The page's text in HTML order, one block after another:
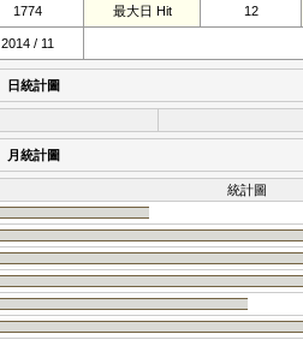
1774 最大日 Hit 12
2014 / 11
日統計圖
月統計圖
統計圖